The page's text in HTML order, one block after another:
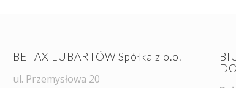
BETAX LUBARTÓW Spółka z o.o.
ul. Przemysłowa 20